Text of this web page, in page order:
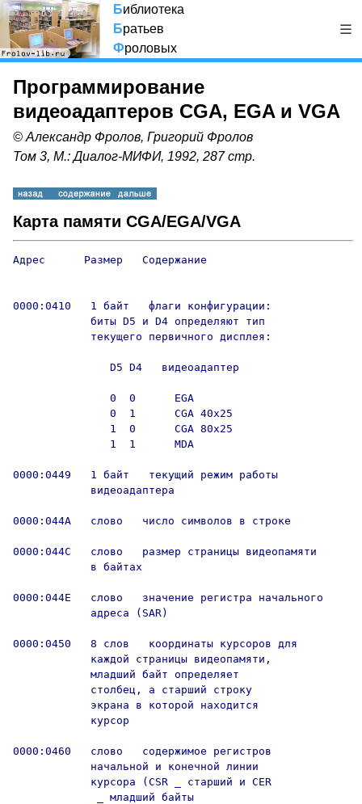
Библиотека
Братьев
Фроловых
Программирование
видеоадаптеров CGA, EGA и VGA
© Александр Фролов, Григорий Фролов
Том 3, М.: Диалог-МИФИ, 1992, 287 стр.
Карта памяти CGA/EGA/VGA
Адрес      Размер   Содержание
0000:0410   1 байт   флаги конфигурации:
            биты D5 и D4 определяют тип
            текущего первичного дисплея:
               D5 D4   видеоадаптер
               0  0      EGA
               0  1      CGA 40х25
               1  0      CGA 80х25
               1  1      MDA
0000:0449   1 байт   текущий режим работы
            видеоадаптера
0000:044A   слово   число символов в строке
0000:044С   слово   размер страницы видеопамяти
            в байтах
0000:044E   слово   значение регистра начального
            адреса (SAR)
0000:0450   8 слов   координаты курсоров для
            каждой страницы видеопамяти,
            младший байт определяет
            столбец, а старший строку
            экрана в которой находится
            курсор
0000:0460   слово   содержимое регистров
            начальной и конечной линии
            курсора (CSR _ старший и CER
             _ младший байты